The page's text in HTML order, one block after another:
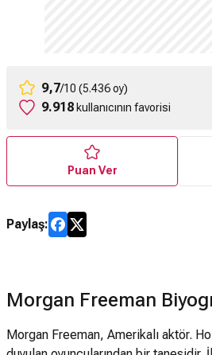
9,7/10 (5.436 oy)
9.918kullanıcının favorisi
Puan Ver
Paylaş:
Morgan Freeman
Morgan Freeman, Amerikalı aktör.